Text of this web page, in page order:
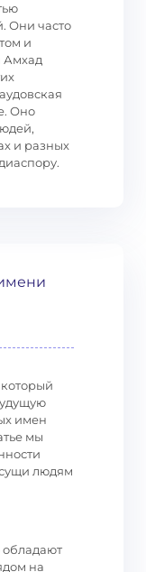
Они часто
и
Оно
и разных
имен
мы
людям
на